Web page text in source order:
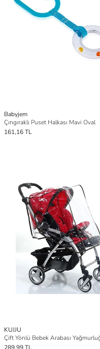
Babyjem
Çıngıraklı Puset Halkası Mavi Oval
161,16 TL
KUJJU
Çift Yönlü Bebek Arabası
289,99 TL